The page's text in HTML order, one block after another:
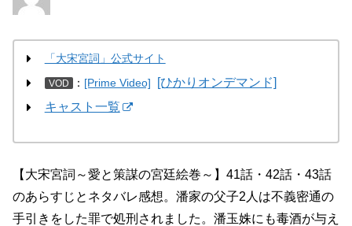
「大宋宮詞」公式サイト
VOD ： [Prime Video]
[ひかりオンデマンド]
キャスト一覧
【大宋宮詞～愛と策謀の宮廷絵巻～】41話・42話・43話
のあらすじとネタバレ感想。潘家の父子2人は不義密通の
手引きをした罪で処刑されました。潘玉姝にも毒酒が与え